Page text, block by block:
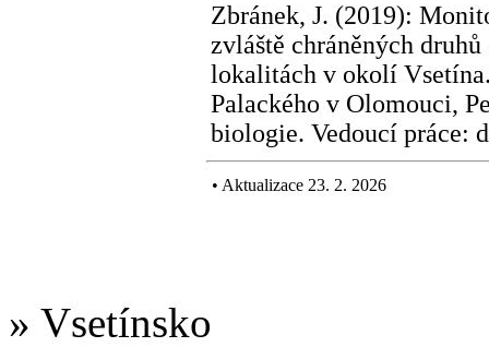
Zbránek, J. (2019):
zvláště chráněných
lokalitách v okolí
Palackého v Olomouci,
biologie. Vedoucí práce:
• Aktualizace 23. 2. 2026
» Vsetínsko